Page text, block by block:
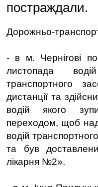
постраждали.
Дорожньо-
- в м. Чернігові
листопада
транспортного
дистанції та
водій якого
переходом, щоб
водій
та був
лікарня №2».